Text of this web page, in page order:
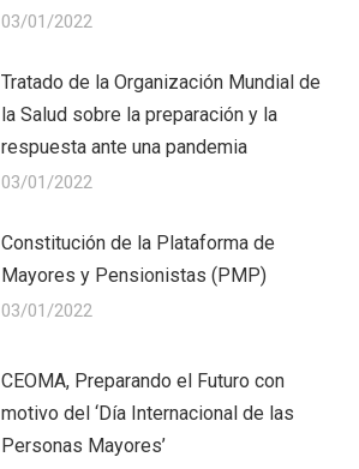
03/01/2022
Tratado de la Organización Mundial de
la Salud sobre la preparación y la
respuesta ante una pandemia
03/01/2022
Constitución de la Plataforma de
Mayores y Pensionistas (PMP)
03/01/2022
CEOMA, Preparando el Futuro con
motivo del ‘Día Internacional de las
Personas Mayores’